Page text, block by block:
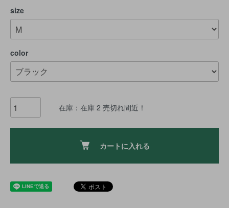
size
color
在庫：在庫 2 売切れ間近！
カートに入れる